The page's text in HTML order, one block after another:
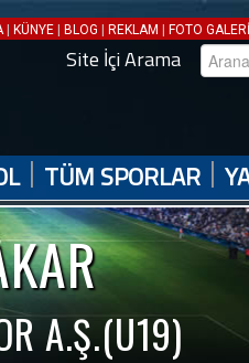
| KÜNYE | BLOG | REKLAM | FOTO GALERİ
Site İçi Arama
| TÜM SPORLAR |
A.Ş.(U19)